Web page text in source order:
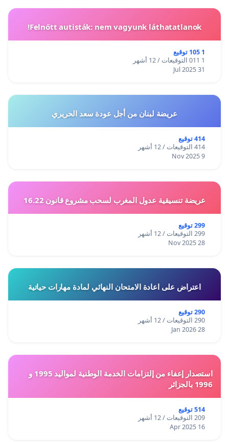
Felnőtt autisták: nem vagyunk láthatatlanok!
1 105 توقيع
1 011 التوقيعات / 12 أشهر
31 Jul 2025
عريضة لبنان من أجل عودة سعد الحريري
414 توقيع
414 التوقيعات / 12 أشهر
9 Nov 2025
عريضة تنسيقية عدول المغرب لسحب مشروع قانون 16.22
299 توقيع
299 التوقيعات / 12 أشهر
28 Nov 2025
اعتراض على اعادة الامتحان النهائي لمادة مهارات حياتية
290 توقيع
290 التوقيعات / 12 أشهر
28 Jan 2026
استصدار إعفاء من إلتزامات الخدمة الوطنية لمواليد 1995 و
1996 بالجزائر
514 توقيع
209 التوقيعات / 12 أشهر
16 Apr 2025